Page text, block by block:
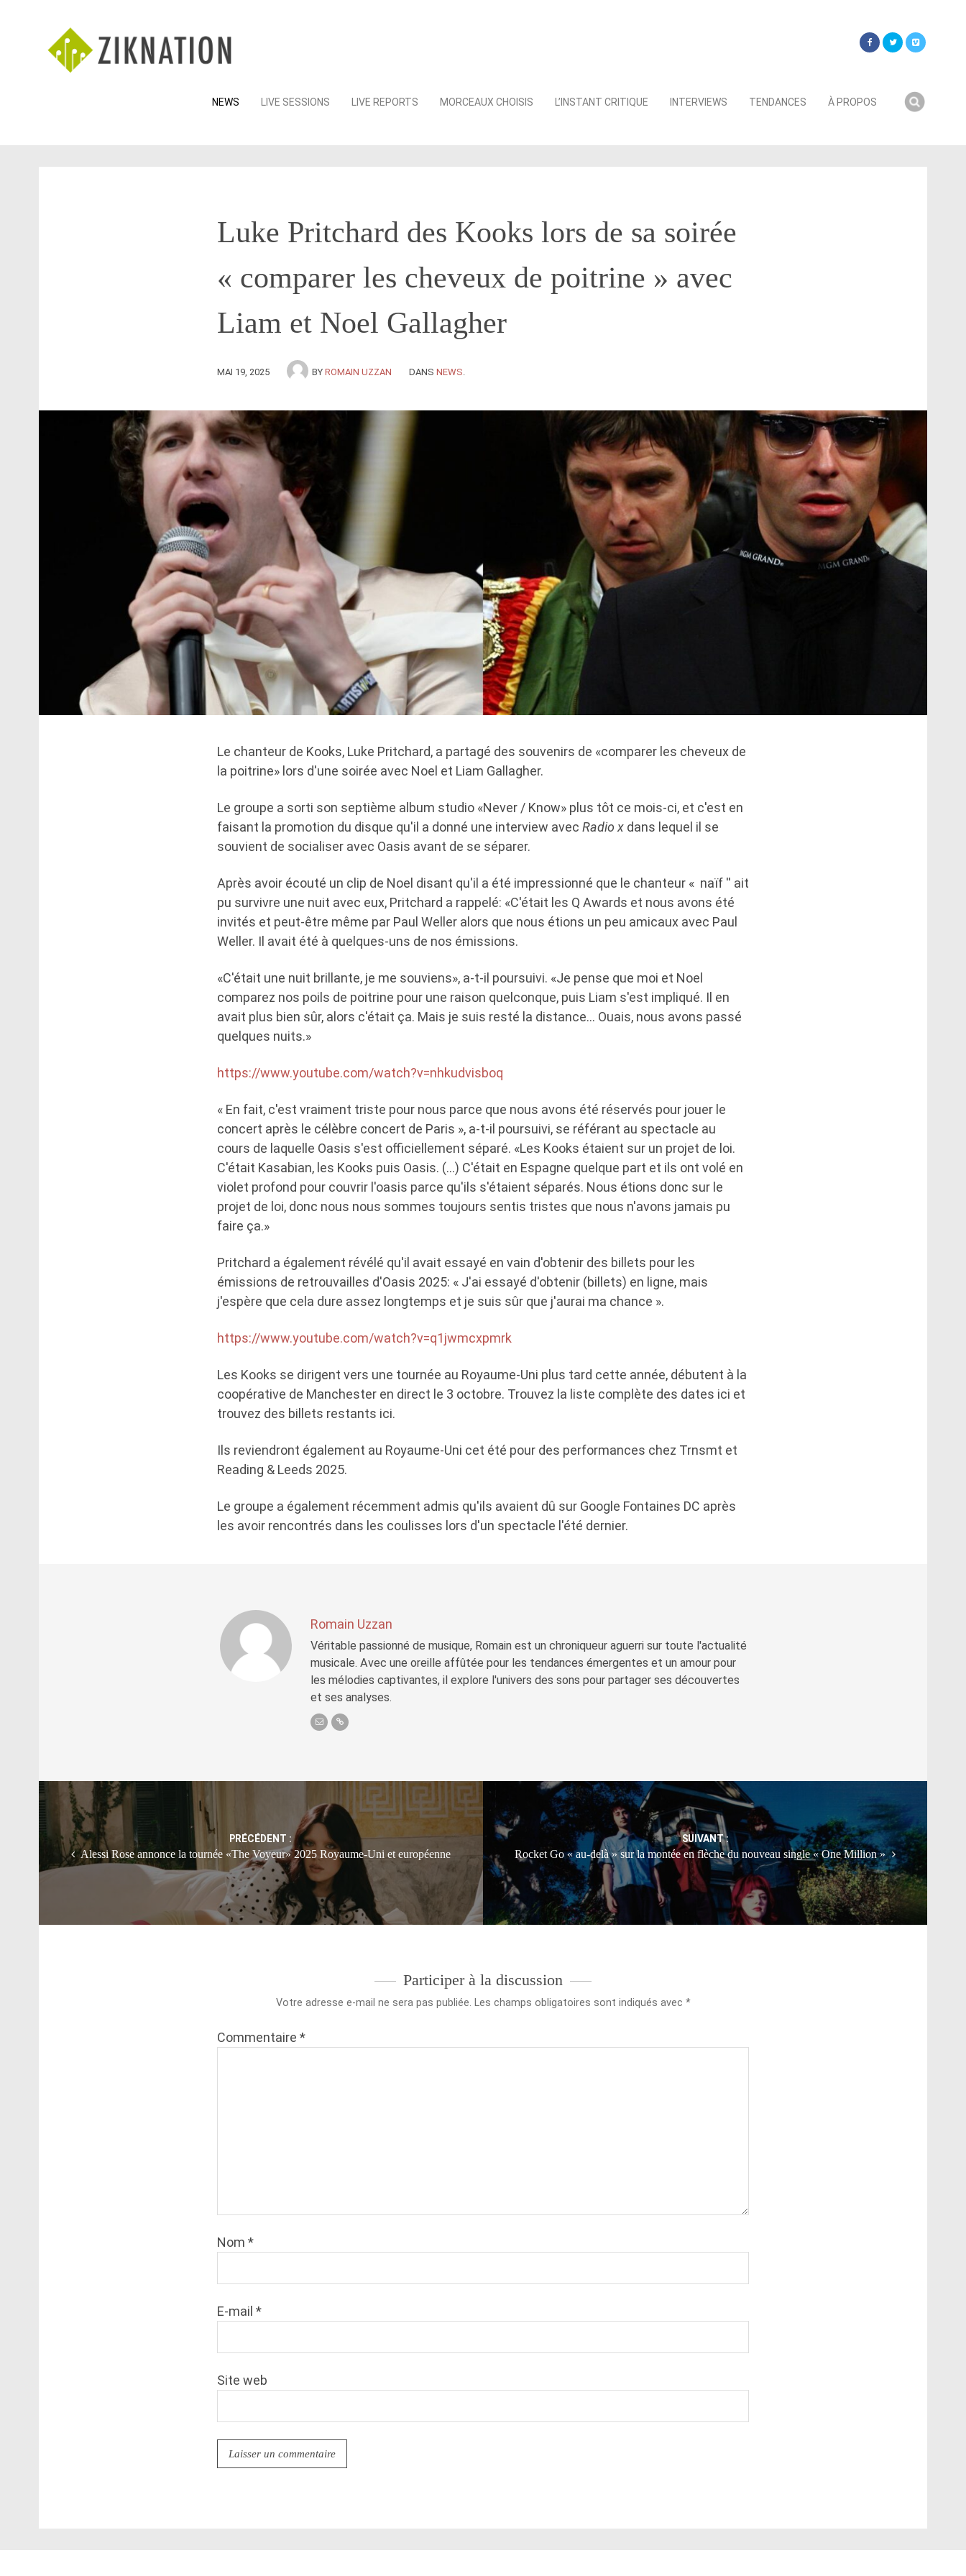
Skip
NEWS LIVE SESSIONS LIVE REPORTS MORCEAUX CHOISIS L’INSTANT CRITIQUE INTERVIEWS TENDANCES À PROPOS
Luke Pritchard des Kooks lors de sa soirée
« comparer les cheveux de poitrine » avec
Liam et Noel Gallagher
MAI 19, 2025 BY ROMAIN UZZAN DANS NEWS
Le chanteur de Kooks, Luke Pritchard, a partagé des souvenirs de «comparer les cheveux de
la poitrine» lors d'une soirée avec Noel et Liam Gallagher.
Le groupe a sorti son septième album studio «Never / Know» plus tôt ce mois-ci, et c'est en
faisant la promotion du disque qu'il a donné une interview avec Radio x dans lequel il se
souvient de socialiser avec Oasis avant de se séparer.
Après avoir écouté un clip de Noel disant qu'il a été impressionné que le chanteur « naïf '' ait
pu survivre une nuit avec eux, Pritchard a rappelé: «C'était les Q Awards et nous avons été
invités et peut-être même par Paul Weller alors que nous étions un peu amicaux avec Paul
Weller. Il avait été à quelques-uns de nos émissions.
«C'était une nuit brillante, je me souviens», a-t-il poursuivi. «Je pense que moi et Noel
comparez nos poils de poitrine pour une raison quelconque, puis Liam s'est impliqué. Il en
avait plus bien sûr, alors c'était ça. Mais je suis resté la distance… Ouais, nous avons passé
quelques nuits.»
https://www.youtube.com/watch?v=nhkudvisboq
« En fait, c'est vraiment triste pour nous parce que nous avons été réservés pour jouer le
concert après le célèbre concert de Paris », a-t-il poursuivi, se référant au spectacle au
cours de laquelle Oasis s'est officiellement séparé. «Les Kooks étaient sur un projet de loi.
C'était Kasabian, les Kooks puis Oasis. (…) C'était en Espagne quelque part et ils ont volé en
violet profond pour couvrir l'oasis parce qu'ils s'étaient séparés. Nous étions donc sur le
projet de loi, donc nous nous sommes toujours sentis tristes que nous n'avons jamais pu
faire ça.»
Pritchard a également révélé qu'il avait essayé en vain d'obtenir des billets pour les
émissions de retrouvailles d'Oasis 2025: « J'ai essayé d'obtenir (billets) en ligne, mais
j'espère que cela dure assez longtemps et je suis sûr que j'aurai ma chance ».
https://www.youtube.com/watch?v=q1jwmcxpmrk
Les Kooks se dirigent vers une tournée au Royaume-Uni plus tard cette année, débutent à la
coopérative de Manchester en direct le 3 octobre. Trouvez la liste complète des dates ici et
trouvez des billets restants ici.
Ils reviendront également au Royaume-Uni cet été pour des performances chez Trnsmt et
Reading & Leeds 2025.
Le groupe a également récemment admis qu'ils avaient dû sur Google Fontaines DC après
les avoir rencontrés dans les coulisses lors d'un spectacle l'été dernier.
Romain Uzzan
Véritable passionné de musique, Romain est un chroniqueur aguerri sur toute l'actualité
musicale. Avec une oreille affûtée pour les tendances émergentes et un amour pour
les mélodies captivantes, il explore l'univers des sons pour partager ses découvertes
et ses analyses.
Post
navigation
PRÉCÉDENT :
Alessi Rose annonce la tournée «The Voyeur» 2025 Royaume-Uni et européenne
SUIVANT :
Rocket Go « au-delà » sur la montée en flèche du nouveau single « One Million »
Participer à la discussion
Votre adresse e-mail ne sera pas publiée. Les champs obligatoires sont indiqués avec *
Commentaire *
Nom *
E-mail *
Site web